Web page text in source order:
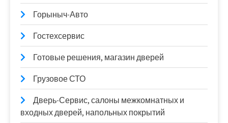
Горыныч-Авто
Гостехсервис
Готовые решения, магазин дверей
Грузовое СТО
Дверь-Сервис, салоны межкомнатных и
входных дверей, напольных покрытий